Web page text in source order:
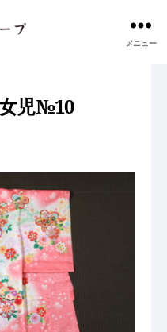
メニュー
児№10